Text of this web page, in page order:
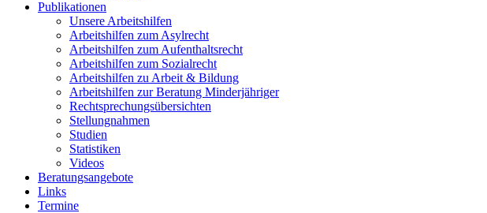
Publikationen
Unsere Arbeitshilfen
Arbeitshilfen zum Asylrecht
Arbeitshilfen zum Aufenthaltsrecht
Arbeitshilfen zum Sozialrecht
Arbeitshilfen zu Arbeit & Bildung
Arbeitshilfen zur Beratung Minderjähriger
Rechtsprechungsübersichten
Stellungnahmen
Studien
Statistiken
Videos
Beratungsangebote
Links
Termine